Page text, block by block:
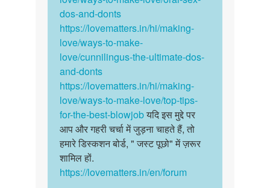
P.K.
dos-and-donts
https://lovematters.in/hi/making-
love/ways-to-make-
love/cunnilingus-the-ultimate-dos-
and-donts
https://lovematters.in/hi/making-
love/ways-to-make-love/top-tips-
for-the-best-blowjobयदि इस मुद्दे पर
आप और गहरी चर्चा में जुड़ना चाहते हैं, तो
हमारे डिस्कशन बोर्ड, " जस्ट पूछो" में ज़रूर
शामिल हों.
https://lovematters.in/en/forum